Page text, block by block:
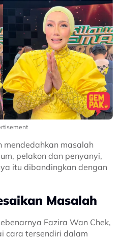
mendedahkan masalah
pelakon dan penyanyi,
itu dibandingkan dengan
Masalah
Fazira Wan Chek,
cara tersendiri dalam